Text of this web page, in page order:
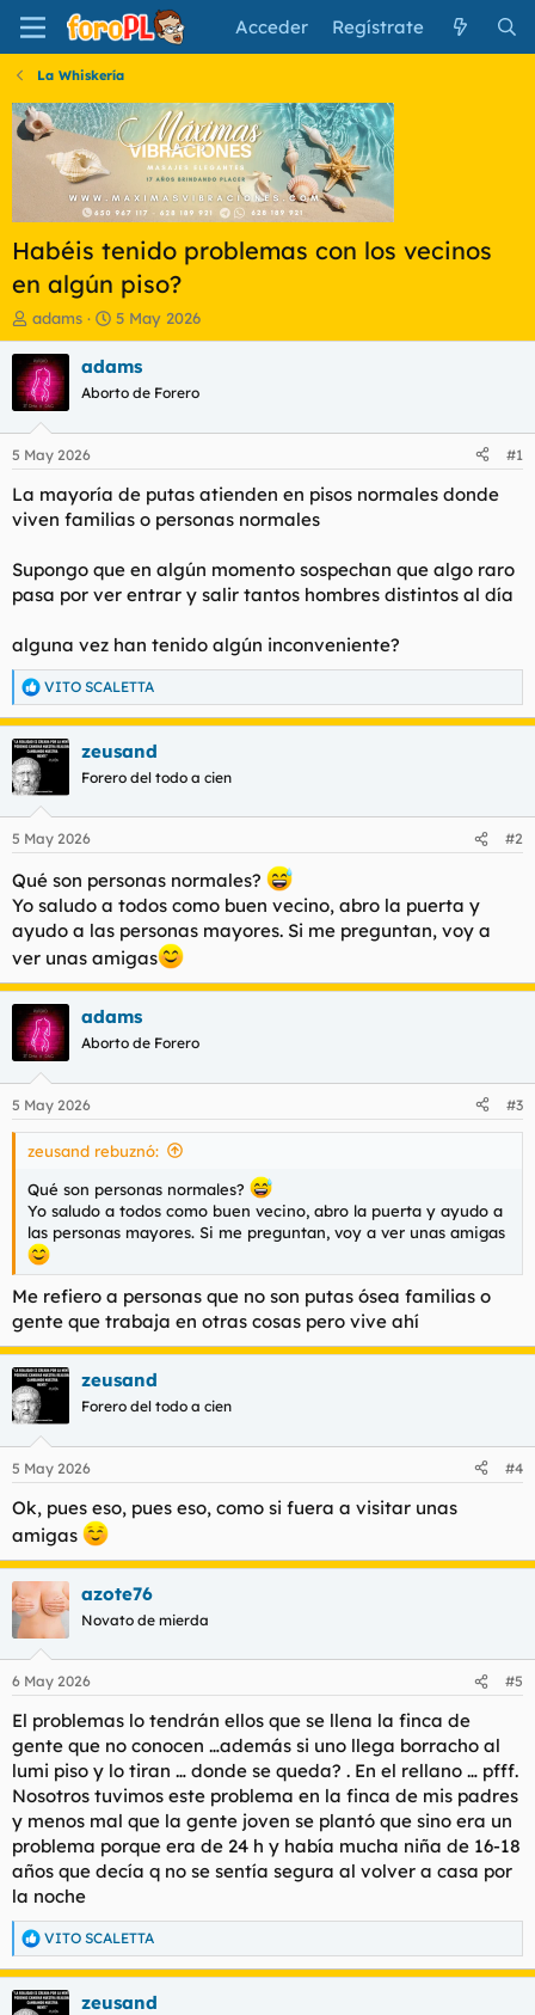
Acceder Regístrate
La Whiskería
Habéis tenido problemas con los vecinos
en algún piso?
I
n
i
c
i
a
d
o
r
e
t
e
a
adams
F
e
c
a
i
n
c
o
5 May 2026
adams
Aborto de Forero
5 May 2026 #1
La mayoría de putas atienden en pisos normales donde
viven familias o personas normales
Supongo que en algún momento sospechan que algo raro
pasa por ver entrar y salir tantos hombres distintos al día
alguna vez han tenido algún inconveniente?
R
e
a
c
c
i
e
:
VITO SCALETTA
zeusand
Forero del todo a cien
5 May 2026 #2
Qué son personas normales?
Yo saludo a todos como buen vecino, abro la puerta y
ayudo a las personas mayores. Si me preguntan, voy a
ver unas amigas
adams
Aborto de Forero
5 May 2026 #3
zeusand rebuznó:
Qué son personas normales?
Yo saludo a todos como buen vecino, abro la puerta y ayudo a
las personas mayores. Si me preguntan, voy a ver unas amigas
Me refiero a personas que no son putas ósea familias o
gente que trabaja en otras cosas pero vive ahí
zeusand
Forero del todo a cien
5 May 2026 #4
Ok, pues eso, pues eso, como si fuera a visitar unas
amigas
azote76
Novato de mierda
6 May 2026 #5
El problemas lo tendrán ellos que se llena la finca de
gente que no conocen …además si uno llega borracho al
lumi piso y lo tiran … donde se queda? . En el rellano … pfff.
Nosotros tuvimos este problema en la finca de mis padres
y menos mal que la gente joven se plantó que sino era un
problema porque era de 24 h y había mucha niña de 16-18
años que decía q no se sentía segura al volver a casa por
la noche
R
e
a
c
VITO SCALETTA
zeusand